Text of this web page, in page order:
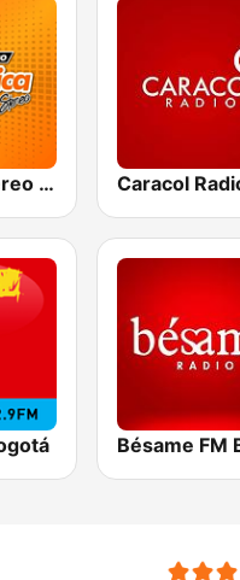
Olímpica Stereo Bogotá 105.9 FM